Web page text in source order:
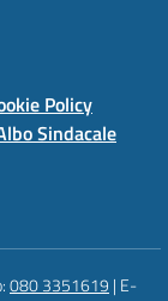
Policy
Sindacale
080 3351619 | E-